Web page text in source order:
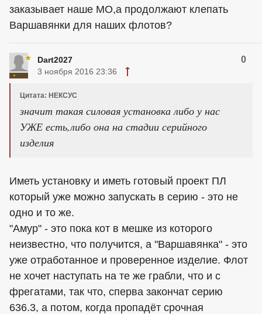
заказывает наше МО,а продолжают клепать
Варшавянки для наших флотов?
Dart2027 0
3 ноября 2016 23:36
Цитата: НЕКСУС
значит такая силовая установка либо у нас
УЖЕ есть,либо она на стадии серийного
изделия
Иметь установку и иметь готовый проект ПЛ
который уже можно запускать в серию - это не
одно и то же.
"Амур" - это пока кот в мешке из которого
неизвестно, что получится, а "Варшавянка" - это
уже отработанное и проверенное изделие. Флот
не хочет наступать на те же грабли, что и с
фрегатами, так что, сперва закончат серию
636.3, а потом, когда пропадёт срочная